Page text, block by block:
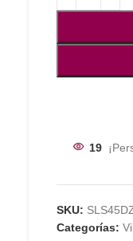
19
SKU:
Categorías: